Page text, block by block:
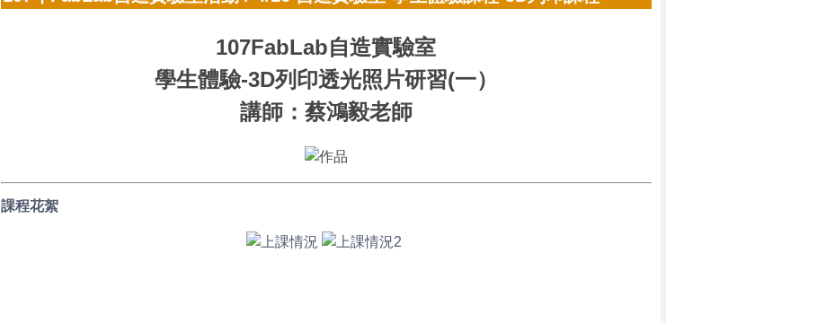
107FabLab自造實驗室
學生體驗-3D列印透光照片研習(一）
講師：蔡鴻毅老師
課程花絮